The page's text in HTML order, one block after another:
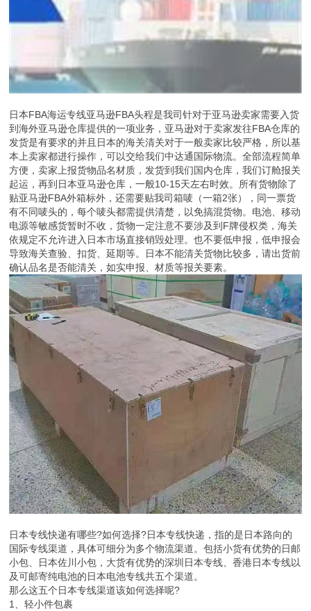
日本FBA海运专线亚马逊FBA头程是我司针对于亚马逊卖家需要入货
到海外亚马逊仓库提供的一项业务，亚马逊对于卖家发往FBA仓库的
发货是有要求的并且日本的海关清关对于一般卖家比较严格，所以基
本上卖家都进行操作，可以交给我们中达通国际物流。全部流程简单
方便，卖家上报货物品名材质，发货到我们国内仓库，我们订舱报关
起运，再到日本亚马逊仓库，一般10-15天左右时效。所有货物除了
贴亚马逊FBA外箱标外，还需要贴我司箱唛（一箱2张），同一票货
有不同唛头的，每个唛头都需提供清楚，以免搞混货物。电池、移动
电源等敏感货暂时不收，货物一定注意不要涉及到F牌侵权类，海关
依规定不允许进入日本市场直接销毁处理。也不要低申报，低申报会
导致海关查验、扣货、延期等。日本不能清关货物比较多，请出货前
确认品名是否能清关，如实申报、材质等报关要素。
日本专线快递有哪些?如何选择?日本专线快递，指的是日本路向的
国际专线渠道，具体可细分为多个物流渠道。包括小货有优势的日邮
小包、日本佐川小包，大货有优势的深圳日本专线、香港日本专线以
及可邮寄纯电池的日本电池专线共五个渠道。
那么这五个日本专线渠道该如何选择呢?
1、轻小件包裹